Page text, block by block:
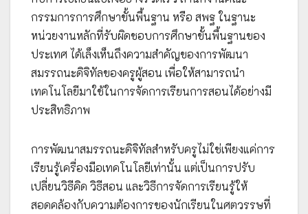
กรรมการการศึกษาขั้นพื้นฐาน หรือ สพฐ ในฐานะ
หน่วยงานหลักที่รับผิดชอบการศึกษาขั้นพื้นฐานของ
ประเทศ ได้เล็งเห็นถึงความสำคัญของการพัฒนา
สมรรถนะดิจิทัลของครูผู้สอน เพื่อให้สามารถนำ
เทคโนโลยีมาใช้ในการจัดการเรียนการสอนได้อย่างมี
ประสิทธิภาพ
การพัฒนาสมรรถนะดิจิทัลสำหรับครูไม่ใช่เพียงแค่การ
เรียนรู้เครื่องมือเทคโนโลยีเท่านั้น แต่เป็นการปรับ
เปลี่ยนวิธีคิด วิธีสอน และวิธีการจัดการเรียนรู้ให้
สอดคล้องกับความต้องการของนักเรียนในศตวรรษที่